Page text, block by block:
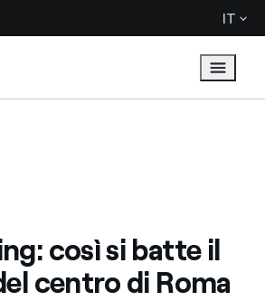
IT
così si batte il
centro di Roma